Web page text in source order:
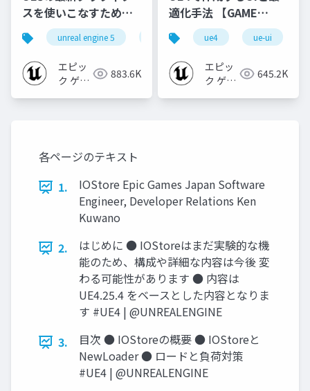
スを使いこなすための4
個の勘所
[CEDEC+KYUSHU
2023]
unreal engine 5 cedec cedec+kyushu
エピッ
ク ゲー
883.6K
適化手法 【GAME
CREATORS
CONFERENCE '20】
ue4 ue-ui
エピッ
ク ゲー
645.2K
各ページのテキスト
1.
IOStore Epic Games Japan Software
Engineer, Developer Relations Ken
Kuwano
2.
はじめに ● IOStoreはまだ実験的な機
能のため、構成や詳細な内容は今後 変
わる可能性があります ● 内容は
UE4.25.4 をベースとした内容となりま
す #UE4 | @UNREALENGINE
3.
目次 ● IOStoreの概要 ● IOStoreと
NewLoader ● ロードと負荷対策
#UE4 | @UNREALENGINE